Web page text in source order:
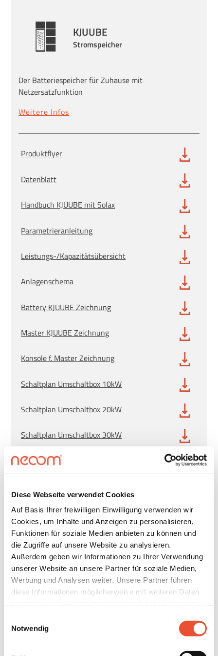
Diese Webseite verwendet Cookies
Auf Basis Ihrer freiwilligen Einwilligung verwenden wir
Cookies, um Inhalte und Anzeigen zu personalisieren,
Funktionen für soziale Medien anbieten zu können und
die Zugriffe auf unsere Website zu analysieren.
Außerdem geben wir Informationen zu Ihrer Verwendung
unserer Website an unsere Partner für soziale Medien,
Werbung und Analysen weiter. Unsere Partner führen
diese Informationen möglicherweise mit weiteren Daten
haben. Details finden Sie unter
Notwendig
KJUUBE
Stromspeicher
Der Batteriespeicher für Zuhause mit
Netzersatzfunktion
Weitere Infos
Produktflyer
Datenblatt
Handbuch KJUUBE mit Solax
Parametrieranleitung
Leistungs-/Kapazitätsübersicht
Anlagenschema
Battery KJUUBE Zeichnung
Master KJUUBE Zeichnung
Konsole f. Master Zeichnung
Schaltplan Umschaltbox 10kW
Schaltplan Umschaltbox 20kW
Schaltplan Umschaltbox 30kW
Schaltplan Umschaltbox 50kW
Datenblatt 2-fach Sockel
Verschaltungsschema 6kW
Verschaltungsschema 8kW
Verschaltungsschema 10kW